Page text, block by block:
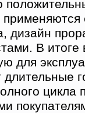
дизайн
В
для
длительные
цикла